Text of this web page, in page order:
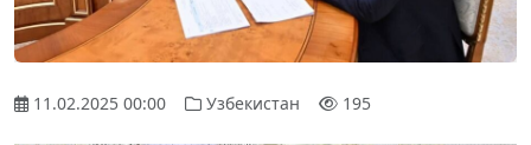
11.02.2025 00:00 Узбекистан 195